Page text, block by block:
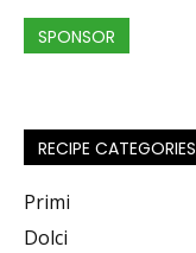
SPONSOR
RECIPE CATEGORIES
Primi
Dolci